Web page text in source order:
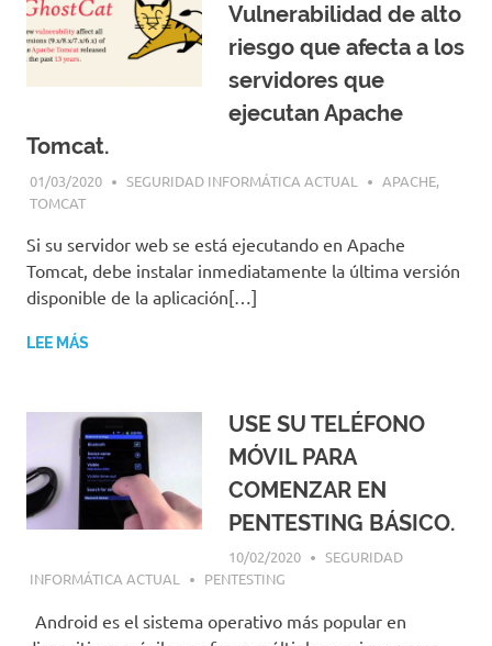
Noticias
|
Cursos
|
Revistas
|
Enlaces
Vulnerabilidad de alto
riesgo que afecta a los
servidores que
ejecutan Apache
Tomcat.
01/03/2020 SEGURIDAD INFORMÁTICA ACTUAL APACHE,
TOMCAT
Si su servidor web se está ejecutando en Apache
Tomcat, debe instalar inmediatamente la última versión
disponible de la aplicación[…]
LEE MÁS
USE SU TELÉFONO
MÓVIL PARA
COMENZAR EN
PENTESTING BÁSICO.
10/02/2020
SEGURIDAD
INFORMÁTICA ACTUAL
PENTESTING
Android es el sistema operativo más popular en